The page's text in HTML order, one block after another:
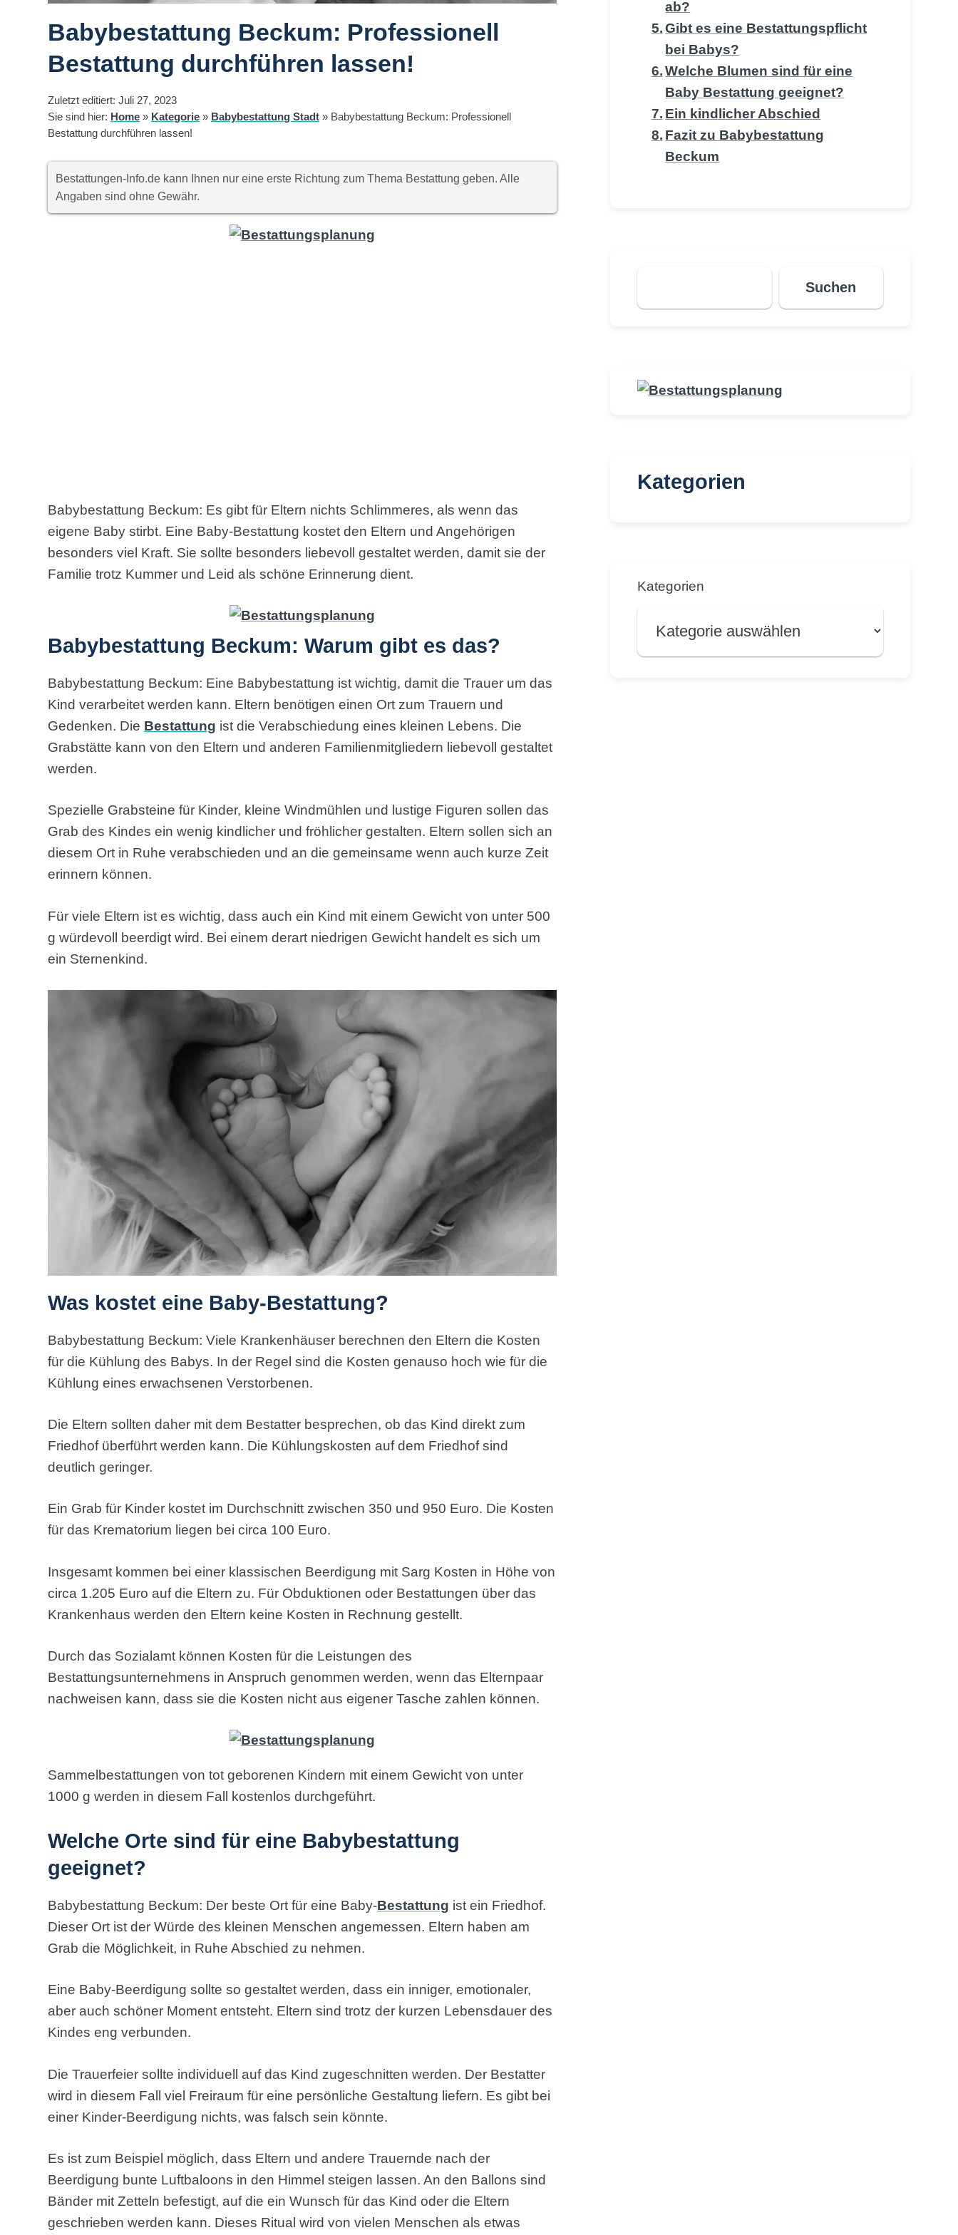
Babybestattung Beckum: Professionell
Bestattung durchführen lassen!
Zuletzt editiert: Juli 27, 2023
Sie sind hier: Home » Kategorie » Babybestattung Stadt » Babybestattung Beckum: Professionell
Bestattung durchführen lassen!
Bestattungen-Info.de kann Ihnen nur eine erste Richtung zum Thema Bestattung geben. Alle
Angaben sind ohne Gewähr.
Babybestattung Beckum: Es gibt für Eltern nichts Schlimmeres, als wenn das
eigene Baby stirbt. Eine Baby-Bestattung kostet den Eltern und Angehörigen
besonders viel Kraft. Sie sollte besonders liebevoll gestaltet werden, damit sie der
Familie trotz Kummer und Leid als schöne Erinnerung dient.
Babybestattung Beckum: Warum gibt es das?
Babybestattung Beckum: Eine Babybestattung ist wichtig, damit die Trauer um das
Kind verarbeitet werden kann. Eltern benötigen einen Ort zum Trauern und
Gedenken. Die Bestattung ist die Verabschiedung eines kleinen Lebens. Die
Grabstätte kann von den Eltern und anderen Familienmitgliedern liebevoll gestaltet
werden.
Spezielle Grabsteine für Kinder, kleine Windmühlen und lustige Figuren sollen das
Grab des Kindes ein wenig kindlicher und fröhlicher gestalten. Eltern sollen sich an
diesem Ort in Ruhe verabschieden und an die gemeinsame wenn auch kurze Zeit
erinnern können.
Für viele Eltern ist es wichtig, dass auch ein Kind mit einem Gewicht von unter 500
g würdevoll beerdigt wird. Bei einem derart niedrigen Gewicht handelt es sich um
ein Sternenkind.
Was kostet eine Baby-Bestattung?
Babybestattung Beckum: Viele Krankenhäuser berechnen den Eltern die Kosten
für die Kühlung des Babys. In der Regel sind die Kosten genauso hoch wie für die
Kühlung eines erwachsenen Verstorbenen.
Die Eltern sollten daher mit dem Bestatter besprechen, ob das Kind direkt zum
Friedhof überführt werden kann. Die Kühlungskosten auf dem Friedhof sind
deutlich geringer.
Ein Grab für Kinder kostet im Durchschnitt zwischen 350 und 950 Euro. Die Kosten
für das Krematorium liegen bei circa 100 Euro.
Insgesamt kommen bei einer klassischen Beerdigung mit Sarg Kosten in Höhe von
circa 1.205 Euro auf die Eltern zu. Für Obduktionen oder Bestattungen über das
Krankenhaus werden den Eltern keine Kosten in Rechnung gestellt.
Durch das Sozialamt können Kosten für die Leistungen des
Bestattungsunternehmens in Anspruch genommen werden, wenn das Elternpaar
nachweisen kann, dass sie die Kosten nicht aus eigener Tasche zahlen können.
Sammelbestattungen von tot geborenen Kindern mit einem Gewicht von unter
1000 g werden in diesem Fall kostenlos durchgeführt.
Welche Orte sind für eine Babybestattung
geeignet?
Babybestattung Beckum: Der beste Ort für eine Baby-Bestattung ist ein Friedhof.
Dieser Ort ist der Würde des kleinen Menschen angemessen. Eltern haben am
Grab die Möglichkeit, in Ruhe Abschied zu nehmen.
Eine Baby-Beerdigung sollte so gestaltet werden, dass ein inniger, emotionaler,
aber auch schöner Moment entsteht. Eltern sind trotz der kurzen Lebensdauer des
Kindes eng verbunden.
Die Trauerfeier sollte individuell auf das Kind zugeschnitten werden. Der Bestatter
wird in diesem Fall viel Freiraum für eine persönliche Gestaltung liefern. Es gibt bei
einer Kinder-Beerdigung nichts, was falsch sein könnte.
Es ist zum Beispiel möglich, dass Eltern und andere Trauernde nach der
Beerdigung bunte Luftbaloons in den Himmel steigen lassen. An den Ballons sind
Bänder mit Zetteln befestigt, auf die ein Wunsch für das Kind oder die Eltern
geschrieben werden kann. Dieses Ritual wird von vielen Menschen als etwas
ab?
Gibt es eine Bestattungspflicht
bei Babys?
Welche Blumen sind für eine
Baby Bestattung geeignet?
Ein kindlicher Abschied
Fazit zu Babybestattung
Beckum
Suchen
Suchen
Kategorien
Kategorien